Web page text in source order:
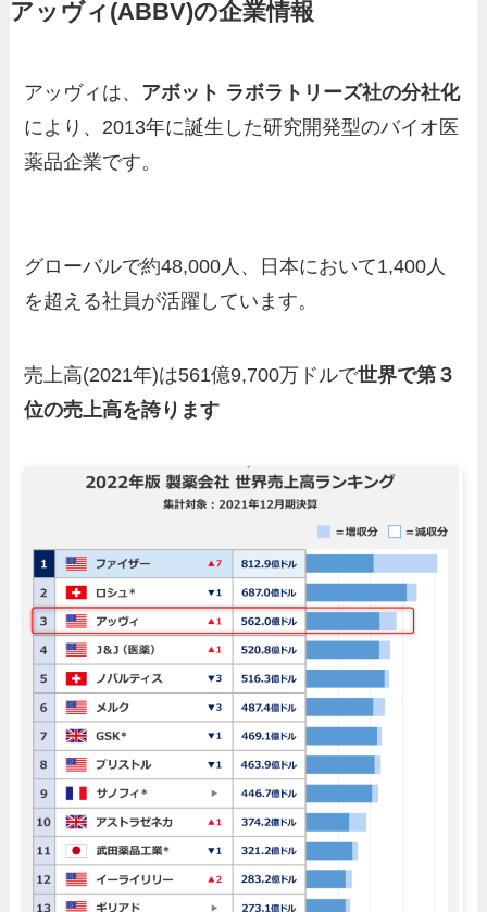
アッヴィ (ABBV)の企業情報
アッヴィは、 アボット ラボラトリーズ社の分社化
により、2013年に誕生した研究開発型のバイオ医
薬品企業です。
グローバルで約48,000人、日本において1,400人
を超える社員が活躍しています。
売上高(2021年)は561億9,700万ドルで世界で第３
位の売上高を誇ります